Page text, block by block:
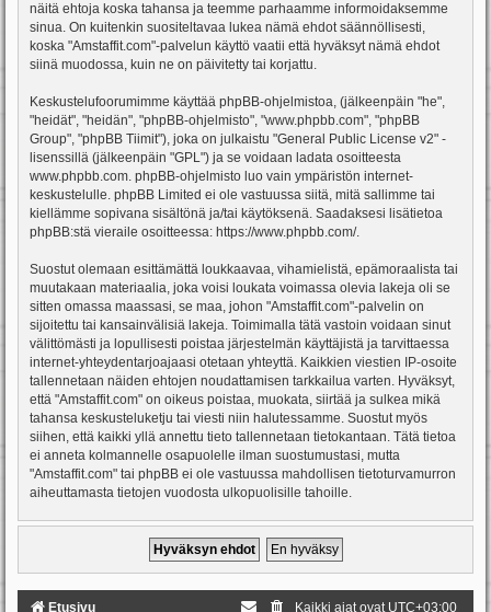
näitä ehtoja koska tahansa ja teemme parhaamme informoidaksemme
sinua. On kuitenkin suositeltavaa lukea nämä ehdot säännöllisesti,
koska "Amstaffit.com"-palvelun käyttö vaatii että hyväksyt nämä ehdot
siinä muodossa, kuin ne on päivitetty tai korjattu.
Keskustelufoorumimme käyttää phpBB-ohjelmistoa, (jälkeenpäin "he",
"heidät", "heidän", "phpBB-ohjelmisto", "www.phpbb.com", "phpBB
Group", "phpBB Tiimit"), joka on julkaistu "General Public License v2" -
lisenssillä (jälkeenpäin "GPL") ja se voidaan ladata osoitteesta
www.phpbb.com. phpBB-ohjelmisto luo vain ympäristön internet-
keskustelulle. phpBB Limited ei ole vastuussa siitä, mitä sallimme tai
kiellämme sopivana sisältönä ja/tai käytöksenä. Saadaksesi lisätietoa
phpBB:stä vieraile osoitteessa: https://www.phpbb.com/.
Suostut olemaan esittämättä loukkaavaa, vihamielistä, epämoraalista tai
muutakaan materiaalia, joka voisi loukata voimassa olevia lakeja oli se
sitten omassa maassasi, se maa, johon "Amstaffit.com"-palvelin on
sijoitettu tai kansainvälisiä lakeja. Toimimalla tätä vastoin voidaan sinut
välittömästi ja lopullisesti poistaa järjestelmän käyttäjistä ja tarvittaessa
internet-yhteydentarjoajaasi otetaan yhteyttä. Kaikkien viestien IP-osoite
tallennetaan näiden ehtojen noudattamisen tarkkailua varten. Hyväksyt,
että "Amstaffit.com" on oikeus poistaa, muokata, siirtää ja sulkea mikä
tahansa keskusteluketju tai viesti niin halutessamme. Suostut myös
siihen, että kaikki yllä annettu tieto tallennetaan tietokantaan. Tätä tietoa
ei anneta kolmannelle osapuolelle ilman suostumustasi, mutta
"Amstaffit.com" tai phpBB ei ole vastuussa mahdollisen tietoturvamurron
aiheuttamasta tietojen vuodosta ulkopuolisille tahoille.
Etusivu Kaikki ajat ovat UTC+03:00